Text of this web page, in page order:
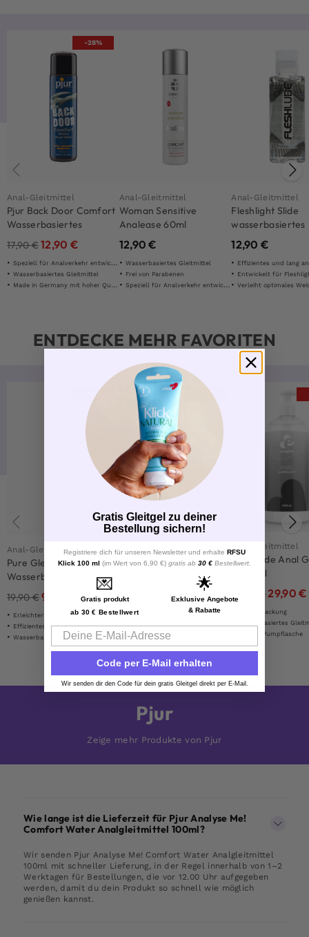
-28%
Anal-Gleitmittel
Pjur Back Door Comfort
Wasserbasiertes
Analgleitmittel 100ml
17,90€12,90 €
Speziell für Analverkehr entwickelt
Wasserbasiertes Gleitmittel
Made in Germany mit hoher Qualität
Anal-Gleitmittel
Woman Sensitive
Analease 60ml
12,90€
Wasserbasiertes Gleitmittel
Frei von Parabenen
Speziell für Analverkehr entwickelt
Anal-Gleitmittel
Fleshlight Slide
wasserbasiertes
Analgleitmittel
12,90€
Effizientes und lang
Entwickelt für
Verleiht optimales Weichheitsgefühl
ENTDECKE MEHR FAVORITEN
-50%
Anal-Gleitmittel
Pure Gleitgel auf
Wasserbasis für
Analverkehr 300 ml
19,90€9,90
Erleichtert anales Eindringen
Effizientes und lang anhaltendes Gleitmittel
Wasserbasiertes Gleitmittel
-27%
Anal-Gleitmittel
Waterglide Anal 300ml
14,90 10,90€
Effizientes und lang anhaltendes Gleitmittel
Mild, sanft und hat eine lange Gleitwirkung
Wasserbasiertes Gleitmittel
Anal-Gleitmittel
EasyGlide Anal
1000 ml
€29,90€
Vorteilspackung
Wasserbasiertes
Flexible Pumpflasche
Pjur
Zeige mehr Produkte von Pjur
Wie lange ist die Lieferzeit für Pjur Analyse Me!
Comfort Water Analgleitmittel 100ml?
Wir senden Pjur Analyse Me! Comfort Water Analgleitmittel
100ml mit schneller Lieferung, in der Regel innerhalb von 1–2
Werktagen für Bestellungen, die vor 12.00 Uhr aufgegeben
werden, damit du dein Produkt so schnell wie möglich
genießen kannst.
Gratis Gleitgel zu deiner
Bestellung sichern!
Registriere dich für unseren Newsletter und erhalte RFSU
Klick 100 ml (im Wert von 6,90 €) gratis ab 30 € Bestellwert.
💌
Gratis produkt
ab 30 € Bestellwert
🌟
Exklusive Angebote
& Rabatte
Email
Code per E-Mail erhalten
Wir senden dir den Code für dein gratis Gleitgel direkt per E-Mail.